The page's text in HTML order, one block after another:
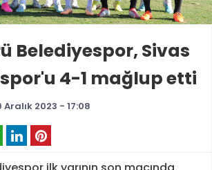
Belediyespor, Sivas
4-1 mağlup etti
Aralık 2023 - 17:08